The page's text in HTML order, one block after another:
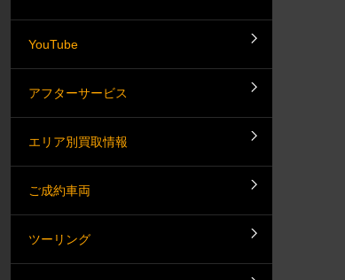
YouTube
アフターサービス
エリア別買取情報
ご成約車両
ツーリング